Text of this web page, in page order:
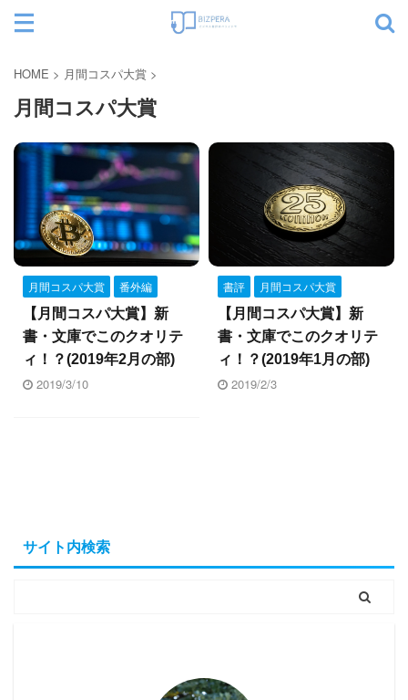
サイト内検索
カテゴリー
Books&Apps（https://blog.tinect.jp/）にもた
HOME > 月間コスパ大賞 >
月間コスパ大賞
月間コスパ大賞
番外編
【月間コスパ大賞】新
書・文庫でこのクオリテ
ィ！？(2019年2月の部)
2019/3/10
書評
月間コスパ大賞
【月間コスパ大賞】新
書・文庫でこのクオリテ
ィ！？(2019年1月の部)
2019/2/3
サイト内検索